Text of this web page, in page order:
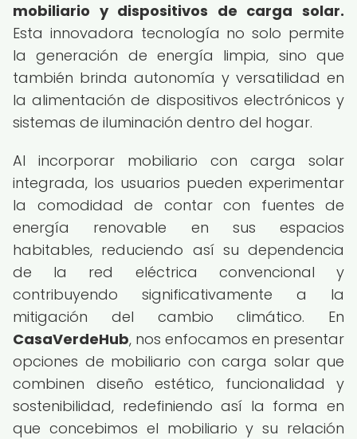
mobiliario y dispositivos de carga solar.
Esta innovadora tecnología no solo permite
la generación de energía limpia, sino que
también brinda autonomía y versatilidad en
la alimentación de dispositivos electrónicos y
sistemas de iluminación dentro del hogar.
Al incorporar mobiliario con carga solar
integrada, los usuarios pueden experimentar
la comodidad de contar con fuentes de
energía renovable en sus espacios
habitables, reduciendo así su dependencia
de la red eléctrica convencional y
contribuyendo significativamente a la
mitigación del cambio climático. En
CasaVerdeHub, nos enfocamos en presentar
opciones de mobiliario con carga solar que
combinen diseño estético, funcionalidad y
sostenibilidad, redefiniendo así la forma en
que concebimos el mobiliario y su relación